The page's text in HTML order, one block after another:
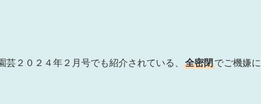
２０２４年２月号でも紹介されている、 全密閉でご機嫌に